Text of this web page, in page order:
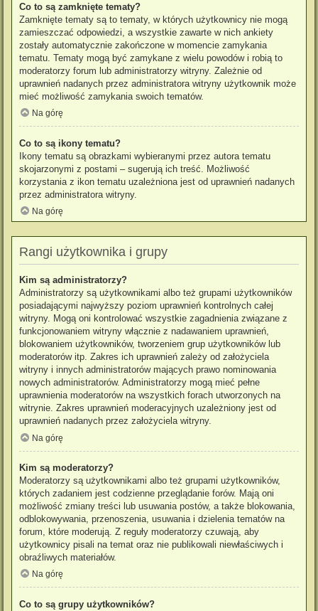
Co to są zamknięte tematy?
Zamknięte tematy są to tematy, w których użytkownicy nie mogą
zamieszczać odpowiedzi, a wszystkie zawarte w nich ankiety
zostały automatycznie zakończone w momencie zamykania
tematu. Tematy mogą być zamykane z wielu powodów i robią to
moderatorzy forum lub administratorzy witryny. Zależnie od
uprawnień nadanych przez administratora witryny użytkownik może
mieć możliwość zamykania swoich tematów.
Na górę
Co to są ikony tematu?
Ikony tematu są obrazkami wybieranymi przez autora tematu
skojarzonymi z postami – sugerują ich treść. Możliwość
korzystania z ikon tematu uzależniona jest od uprawnień nadanych
przez administratora witryny.
Na górę
Rangi użytkownika i grupy
Kim są administratorzy?
Administratorzy są użytkownikami albo też grupami użytkowników
posiadającymi najwyższy poziom uprawnień kontrolnych całej
witryny. Mogą oni kontrolować wszystkie zagadnienia związane z
funkcjonowaniem witryny włącznie z nadawaniem uprawnień,
blokowaniem użytkowników, tworzeniem grup użytkowników lub
moderatorów itp. Zakres ich uprawnień zależy od założyciela
witryny i innych administratorów mających prawo nominowania
nowych administratorów. Administratorzy mogą mieć pełne
uprawnienia moderatorów na wszystkich forach utworzonych na
witrynie. Zakres uprawnień moderacyjnych uzależniony jest od
uprawnień nadanych przez założyciela witryny.
Na górę
Kim są moderatorzy?
Moderatorzy są użytkownikami albo też grupami użytkowników,
których zadaniem jest codzienne przeglądanie forów. Mają oni
możliwość zmiany treści lub usuwania postów, a także blokowania,
odblokowywania, przenoszenia, usuwania i dzielenia tematów na
forum, które moderują. Z reguły moderatorzy czuwają, aby
użytkownicy pisali na temat oraz nie publikowali niewłaściwych i
obraźliwych materiałów.
Na górę
Co to są grupy użytkowników?